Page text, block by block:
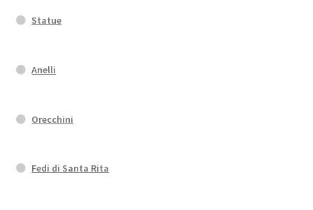
Statue
Anelli
Orecchini
Fedi di Santa Rita